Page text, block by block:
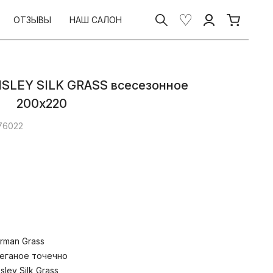
ОТЗЫВЫ НАШ САЛОН
SILK GRASS всесезонное
200х220
коллекция подушек и
из натурального шелкового
Mulberry. Ткань изделий –
цвета белого жемчуга из
Ручной процесс изготовления
Grass
точечно
Silk Grass